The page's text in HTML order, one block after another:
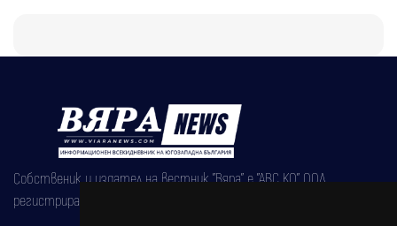
Собственик и издател на вестник "Вяра" е "АВС КО" ООД,
регистрирана на 08.05.2002 година.